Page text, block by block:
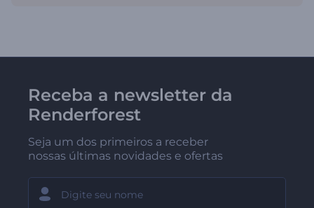
Receba a newsletter da
Renderforest
Seja um dos primeiros a receber
nossas últimas novidades e ofertas